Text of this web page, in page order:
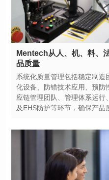
品质量
及EHS防护等环节，确保产品